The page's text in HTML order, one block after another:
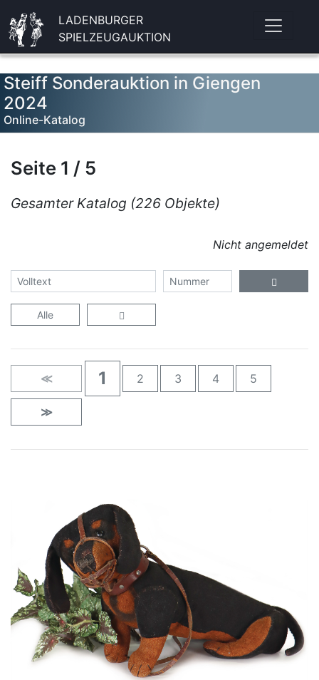
LADENBURGER
SPIELZEUGAUKTION
Steiff Sonderauktion in Giengen
2024
Online-Katalog
Seite 1 / 5
Gesamter Katalog (226 Objekte)
Nicht angemeldet
Alle
≪ 1 2 3 4 5
≫